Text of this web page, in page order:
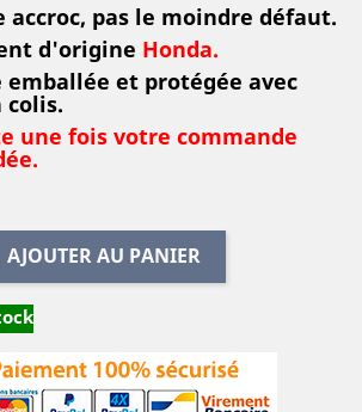
accroc, pas le moindre défaut.
d'origine Honda.
emballée et protégée avec
colis.
une fois votre commande
AJOUTER AU PANIER